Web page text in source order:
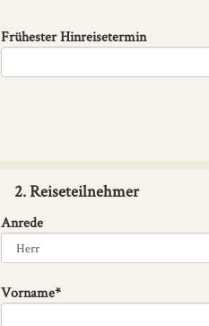
Frühester Hinreisetermin
2. Reiseteilnehmer
Anrede
Vorname*